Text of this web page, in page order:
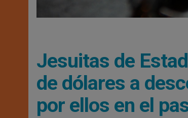
Jesuitas de
de dólares a
por ellos en el